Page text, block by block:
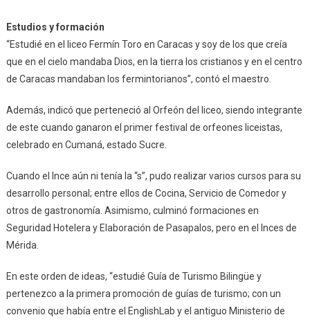
Estudios y formación
“Estudié en el liceo Fermín Toro en Caracas y soy de los que creía
que en el cielo mandaba Dios, en la tierra los cristianos y en el centro
de Caracas mandaban los fermintorianos”, contó el maestro.
Además, indicó que perteneció al Orfeón del liceo, siendo integrante
de este cuando ganaron el primer festival de orfeones liceistas,
celebrado en Cumaná, estado Sucre.
Cuando el Ince aún ni tenía la “s”, pudo realizar varios cursos para su
desarrollo personal; entre ellos de Cocina, Servicio de Comedor y
otros de gastronomía. Asimismo, culminó formaciones en
Seguridad Hotelera y Elaboración de Pasapalos, pero en el Inces de
Mérida.
En este orden de ideas, “estudié Guía de Turismo Bilingüe y
pertenezco a la primera promoción de guías de turismo; con un
convenio que había entre el EnglishLab y el antiguo Ministerio de